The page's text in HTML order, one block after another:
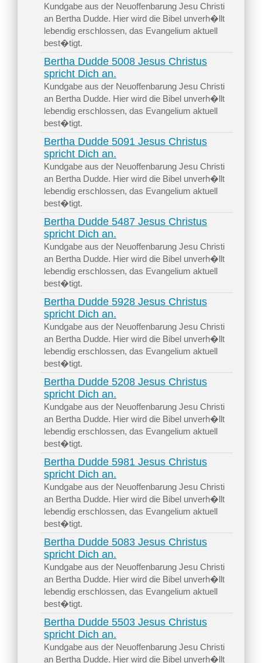
Kundgabe aus der Neuoffenbarung Jesu Christi
an Bertha Dudde. Hier wird die Bibel unverh�llt
lebendig erschlossen, das Evangelium aktuell
best�tigt.
Bertha Dudde 5008 Jesus Christus
spricht Dich an.
Kundgabe aus der Neuoffenbarung Jesu Christi
an Bertha Dudde. Hier wird die Bibel unverh�llt
lebendig erschlossen, das Evangelium aktuell
best�tigt.
Bertha Dudde 5091 Jesus Christus
spricht Dich an.
Kundgabe aus der Neuoffenbarung Jesu Christi
an Bertha Dudde. Hier wird die Bibel unverh�llt
lebendig erschlossen, das Evangelium aktuell
best�tigt.
Bertha Dudde 5487 Jesus Christus
spricht Dich an.
Kundgabe aus der Neuoffenbarung Jesu Christi
an Bertha Dudde. Hier wird die Bibel unverh�llt
lebendig erschlossen, das Evangelium aktuell
best�tigt.
Bertha Dudde 5928 Jesus Christus
spricht Dich an.
Kundgabe aus der Neuoffenbarung Jesu Christi
an Bertha Dudde. Hier wird die Bibel unverh�llt
lebendig erschlossen, das Evangelium aktuell
best�tigt.
Bertha Dudde 5208 Jesus Christus
spricht Dich an.
Kundgabe aus der Neuoffenbarung Jesu Christi
an Bertha Dudde. Hier wird die Bibel unverh�llt
lebendig erschlossen, das Evangelium aktuell
best�tigt.
Bertha Dudde 5981 Jesus Christus
spricht Dich an.
Kundgabe aus der Neuoffenbarung Jesu Christi
an Bertha Dudde. Hier wird die Bibel unverh�llt
lebendig erschlossen, das Evangelium aktuell
best�tigt.
Bertha Dudde 5083 Jesus Christus
spricht Dich an.
Kundgabe aus der Neuoffenbarung Jesu Christi
an Bertha Dudde. Hier wird die Bibel unverh�llt
lebendig erschlossen, das Evangelium aktuell
best�tigt.
Bertha Dudde 5503 Jesus Christus
spricht Dich an.
Kundgabe aus der Neuoffenbarung Jesu Christi
an Bertha Dudde. Hier wird die Bibel unverh�llt